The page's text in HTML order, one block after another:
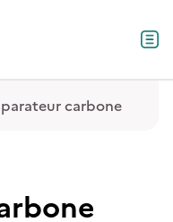
carbone